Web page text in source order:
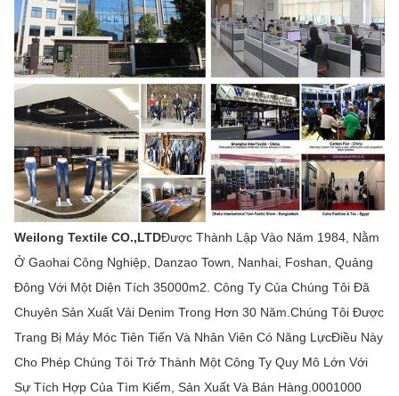
Weilong Textile CO.,LTDĐược Thành Lập Vào Năm 1984, Nằm
Ở Gaohai Công Nghiệp, Danzao Town, Nanhai, Foshan, Quảng
Đông Với Một Diện Tích 35000m2. Công Ty Của Chúng Tôi Đã
Chuyên Sản Xuất Vải Denim Trong Hơn 30 Năm.Chúng Tôi Được
Trang Bị Máy Móc Tiên Tiến Và Nhân Viên Có Năng LựcĐiều Này
Cho Phép Chúng Tôi Trở Thành Một Công Ty Quy Mô Lớn Với
Sự Tích Hợp Của Tìm Kiếm, Sản Xuất Và Bán Hàng.0001000